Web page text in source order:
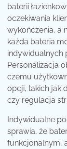
baterii
oczekiwania
wykończenia, a
każda bateria
indywidualnych
Personalizacja
czemu
opcji, takich jak
czy regulacja
Indywidualne
sprawia, że
funkcjonalnym,